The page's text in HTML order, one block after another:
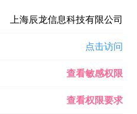
上海辰龙信息科技有限公司
点击访问
查看敏感权限
查看权限要求